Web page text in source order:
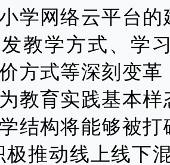
学网络云平台
教学方式、学
方式等深刻变
教育实践基本
结构将能够被
极推动线上线下